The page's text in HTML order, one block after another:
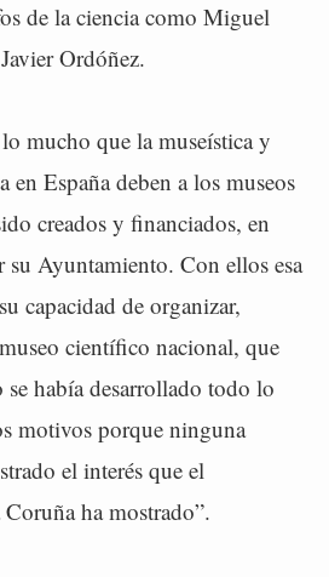
de la ciencia como Miguel
Ordóñez.
mucho que la museística y
España deben a los museos
creados y financiados, en
Ayuntamiento. Con ellos esa
capacidad de organizar,
científico nacional, que
había desarrollado todo lo
motivos porque ninguna
el interés que el
ha mostrado”.